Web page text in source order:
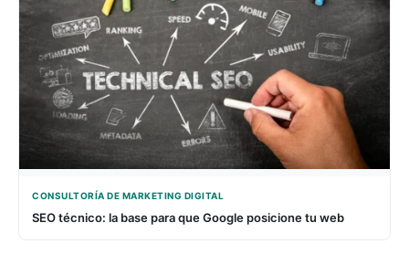
CONSULTORÍA DE MARKETING DIGITAL
SEO técnico: la base para que Google posicione tu web